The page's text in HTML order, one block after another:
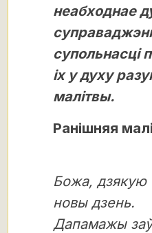
неабходнае
супольнасці
іх у духу
малітвы.
Ранішняя
Божа, дзякую
новы дзень.
Дапамажы